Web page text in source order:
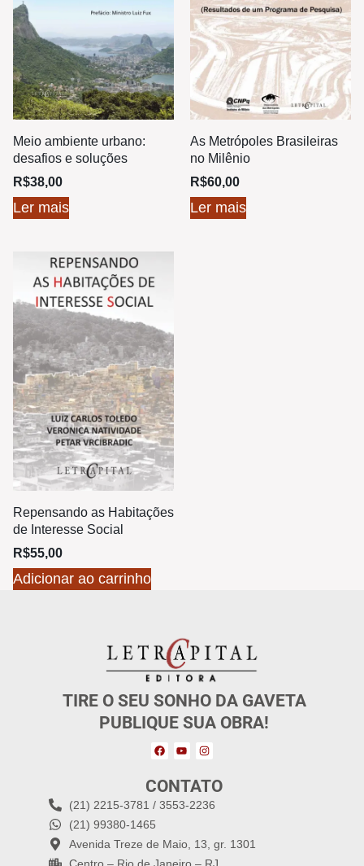
Meio ambiente urbano:
desafios e soluções
R$38,00
Ler mais
As Metrópoles Brasileiras
no Milênio
R$60,00
Ler mais
Repensando as Habitações
de Interesse Social
R$55,00
Adicionar ao carrinho
TIRE O SEU SONHO DA GAVETA
PUBLIQUE SUA OBRA!
CONTATO
(21) 2215-3781 / 3553-2236
(21) 99380-1465
Avenida Treze de Maio, 13, gr. 1301